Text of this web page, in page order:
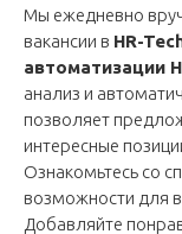
Мы ежедневно
вакансии в HR-
автоматизации
анализ и
позволяет
интересные
Ознакомьтесь со
возможности для
Добавляйте